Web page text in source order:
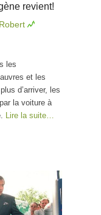
revient!
les
et les
d’arriver, les
la voiture à
Lire la suite…